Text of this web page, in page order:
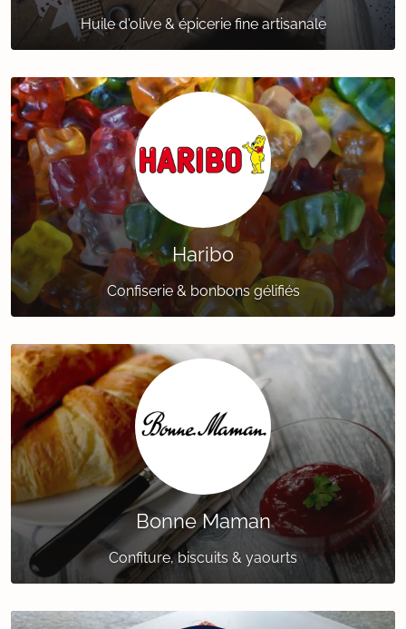
Huile d'olive & épicerie fine artisanale
Haribo
Confiserie & bonbons gélifiés
Bonne Maman
Confiture, biscuits & yaourts